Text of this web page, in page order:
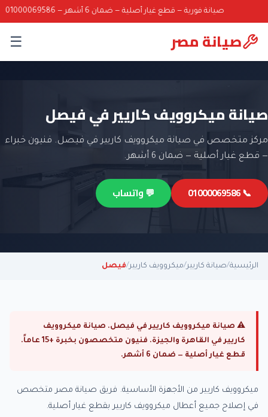
صيانة فورية — قطع غيار أصلية — ضمان 6 أشهر — 01000069586
صيانة مصر ☰
صيانة ميكروويف كاريير في فيصل
مركز متخصص في صيانة ميكروويف كاريير في فيصل. فنيون خبراء
— قطع غيار أصلية — ضمان 6 أشهر.
📞 01000069586 💬 واتساب
الرئيسية/صيانة كاريير/ميكروويف كاريير/فيصل
⚠ صيانة ميكروويف كاريير في فيصل. صيانة ميكروويف
كاريير في القاهرة والجيزة. فنيون متخصصون بخبرة +15 عاماً.
قطع غيار أصلية — ضمان 6 أشهر.
ميكروويف كاريير من الأجهزة الأساسية. فريق صيانة مصر متخصص
في إصلاح جميع أعطال ميكروويف كاريير بقطع غيار أصلية.